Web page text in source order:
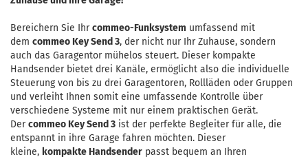
Bereichern Sie Ihrcommeo-Funksystem umfassend mit
dem commeo Key Send 3, der nicht nur Ihr Zuhause, sondern
auch das Garagentor mühelos steuert. Dieser kompakte
Handsender bietet drei Kanäle, ermöglicht also die individuelle
Steuerung von bis zu drei Garagentoren, Rollläden oder Gruppen
und verleiht Ihnen somit eine umfassende Kontrolle über
verschiedene Systeme mit nur einem praktischen Gerät.
Dercommeo Key Send 3 ist der perfekte Begleiter für alle, die
entspannt in ihre Garage fahren möchten. Dieser
kleine, kompakte Handsender passt bequem an Ihren